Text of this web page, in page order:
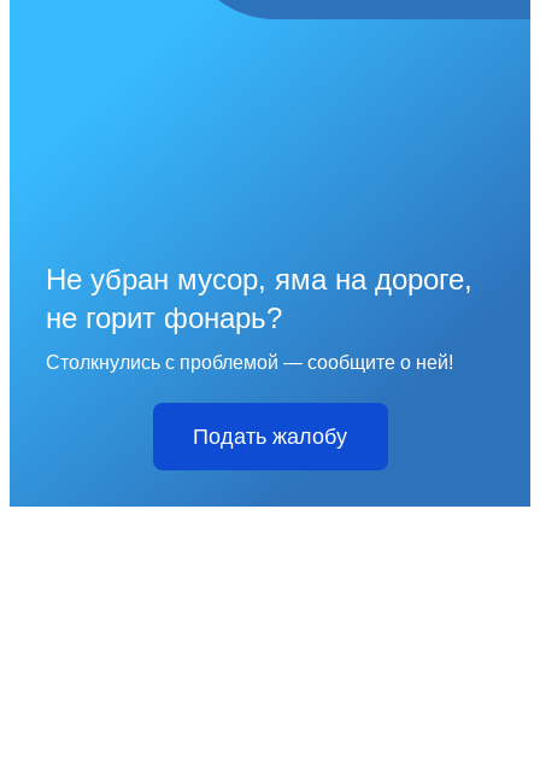
Не убран мусор, яма на дороге,
не горит фонарь?
Столкнулись с проблемой — сообщите о ней!
Подать жалобу